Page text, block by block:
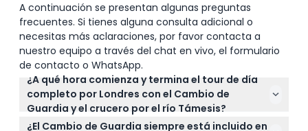
A continuación se presentan algunas preguntas
frecuentes. Si tienes alguna consulta adicional o
necesitas más aclaraciones, por favor contacta a
nuestro equipo a través del chat en vivo, el formulario
de contacto o WhatsApp.
¿A qué hora comienza y termina el tour de día
completo por Londres con el Cambio de
Guardia y el crucero por el río Támesis?
El tour comienza a las 7:45 AM desde la Estación de
¿El Cambio de Guardia siempre está incluido en